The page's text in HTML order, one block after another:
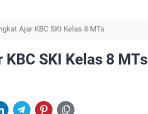
Ajar KBC SKI Kelas 8 MTs
SKI Kelas 8 MTs